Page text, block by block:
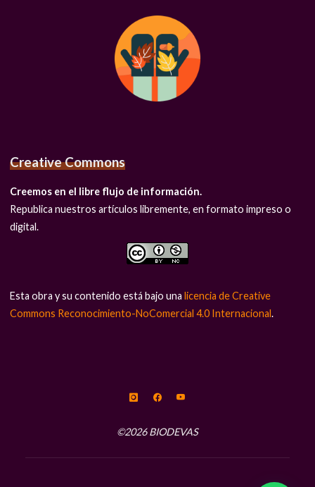
Creative Commons
Creemos en el libre flujo de información.
Republica nuestros artículos libremente, en formato impreso o
digital.
Esta obra y su contenido está bajo unalicencia de Creative
Commons Reconocimiento-NoComercial 4.0 Internacional.
©2026 BIODEVAS